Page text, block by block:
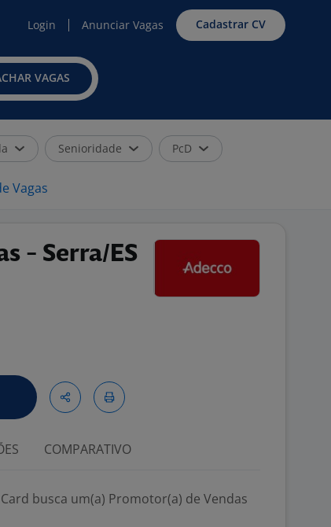
Login Anunciar Vagas Cadastrar CV
VAGAS
Senioridade PcD
Vagas
- Serra/ES
COMPARATIVO
busca um(a) Promotor(a) de Vendas